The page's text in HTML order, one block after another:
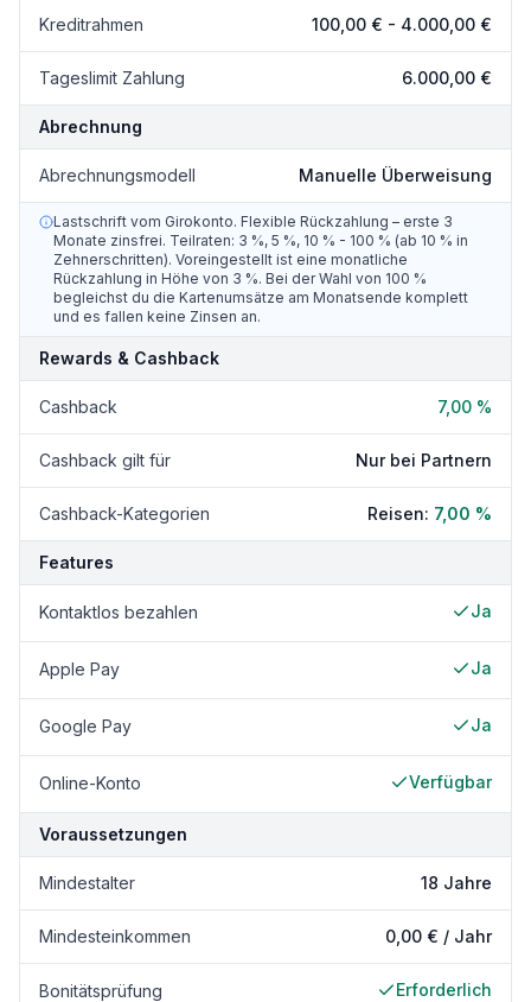
Kreditrahmen 100,00 € - 4.000,00 €
Tageslimit Zahlung 6.000,00 €
Abrechnung
Abrechnungsmodell Manuelle Überweisung
Lastschrift vom Girokonto. Flexible Rückzahlung – erste 3
Monate zinsfrei. Teilraten: 3 %, 5 %, 10 % - 100 % (ab 10 % in
Zehnerschritten). Voreingestellt ist eine monatliche
Rückzahlung in Höhe von 3 %. Bei der Wahl von 100 %
begleichst du die Kartenumsätze am Monatsende komplett
und es fallen keine Zinsen an.
Rewards & Cashback
Cashback 7,00 %
Cashback gilt für Nur bei Partnern
Cashback-Kategorien Reisen: 7,00 %
Features
Kontaktlos bezahlen Ja
Apple Pay Ja
Google Pay Ja
Online-Konto Verfügbar
Voraussetzungen
Mindestalter 18 Jahre
Mindesteinkommen 0,00 € / Jahr
Bonitätsprüfung Erforderlich